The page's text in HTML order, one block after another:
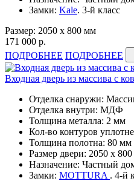
Замки: Kale. 3-й класс
Размер: 2050 x 800 мм
171 000 р.
ПОДРОБНЕЕ ПОДРОБНЕЕ
Входная дверь из массива с
Отделка снаружи:
Отделка внутри: МДФ
Толщина металла: 2 мм
Кол-во контуров
Толщина полотна: 80 мм
Размер двери: 2050 x
Назначение: Частный
Замки: MOTTURA . 4-й